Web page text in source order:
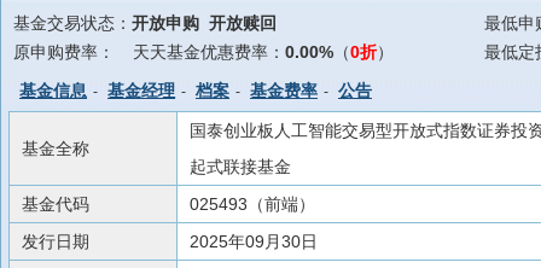
基金交易状态： 开放申购 开放赎回
最低申
原申购费率：
天天基金优惠费率： 0.00% （0折）
最低定
基金信息 - 基金经理 - 档案 - 基金费率 - 公告
基金全称
国泰创业板人工智能交易型开放式指数证券投
起式联接基金
基金代码
025493（前端）
发行日期
2025年09月30日